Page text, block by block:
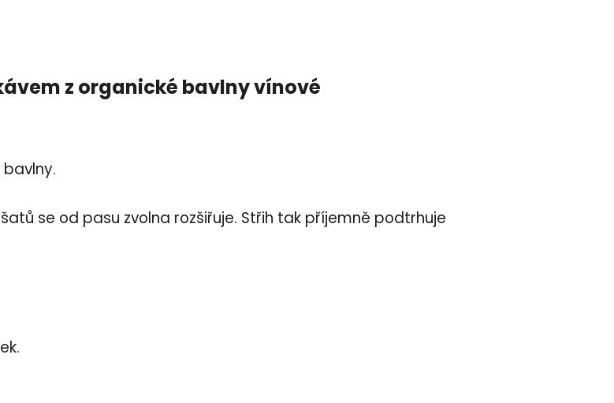
z organické bavlny vínové
se od pasu zvolna rozšiřuje. Střih tak příjemně podtrhuje